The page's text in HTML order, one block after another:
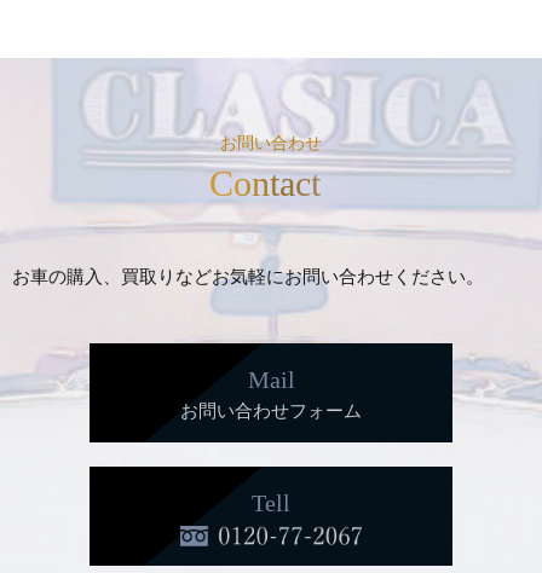
お問い合わせ
Contact
お車の購入、買取りなどお気軽にお問い合わせください。
Mail
お問い合わせフォーム
Tell